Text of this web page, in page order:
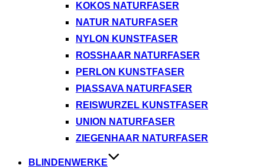
KOKOS NATURFASER
NATUR NATURFASER
NYLON KUNSTFASER
ROSSHAAR NATURFASER
PERLON KUNSTFASER
PIASSAVA NATURFASER
REISWURZEL KUNSTFASER
UNION NATURFASER
ZIEGENHAAR NATURFASER
BLINDENWERKE